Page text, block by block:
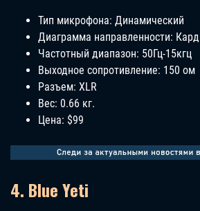
Тип микрофона: Динамический
Диаграмма направленности:
Частотный диапазон: 50Гц-15кгц
Выходное сопротивление: 150 ом
Разъем: XLR
Вес: 0.66 кг.
Цена: $99
4. Blue Yeti